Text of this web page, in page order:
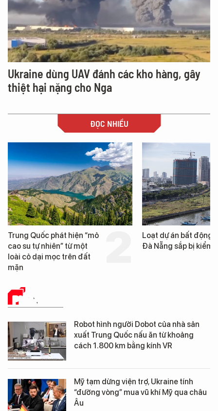
Ukraine dùng UAV đánh các kho hàng, gây
thiệt hại nặng cho Nga
ĐỌC NHIỀU
Loạt dự án bất động sản ở
Đà Nẵng sắp bị kiểm tra
Nga xây dựng hơn
km "hành lang chống
PHÂN TÍCH
Robot hình người Dobot của nhà sản
xuất Trung Quốc nấu ăn từ khoảng
cách 1.800 km bằng kính VR
Mỹ tạm dừng viện trợ, Ukraine tính
“đường vòng” mua vũ khí Mỹ qua châu
Âu